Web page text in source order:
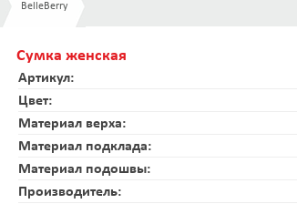
BelleBerry
Сумка женская
Артикул:
Цвет:
Материал верха:
Материал подклада:
Материал подошвы:
Производитель: